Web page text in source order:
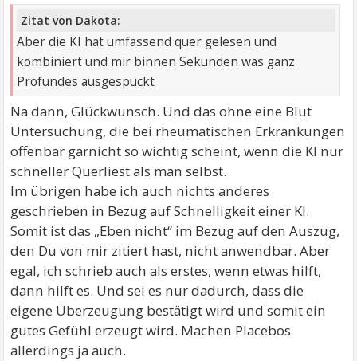
Zitat von Dakota:
Aber die KI hat umfassend quer gelesen und
kombiniert und mir binnen Sekunden was ganz
Profundes ausgespuckt
Na dann, Glückwunsch. Und das ohne eine Blut
Untersuchung, die bei rheumatischen Erkrankungen
offenbar garnicht so wichtig scheint, wenn die KI nur
schneller Querliest als man selbst.
Im übrigen habe ich auch nichts anderes
geschrieben in Bezug auf Schnelligkeit einer KI.
Somit ist das „Eben nicht“ im Bezug auf den Auszug,
den Du von mir zitiert hast, nicht anwendbar. Aber
egal, ich schrieb auch als erstes, wenn etwas hilft,
dann hilft es. Und sei es nur dadurch, dass die
eigene Überzeugung bestätigt wird und somit ein
gutes Gefühl erzeugt wird. Machen Placebos
allerdings ja auch.